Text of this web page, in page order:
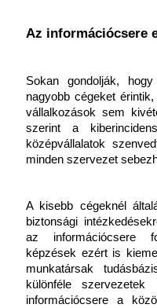
Az információcsere
Sokan gondolják,
nagyobb cégeket
vállalkozások sem
szerint a
középvállalatok
minden szervezet
A kisebb cégeknél
biztonsági
az információcsere
képzések ezért is
munkatársak
különféle
információcsere a